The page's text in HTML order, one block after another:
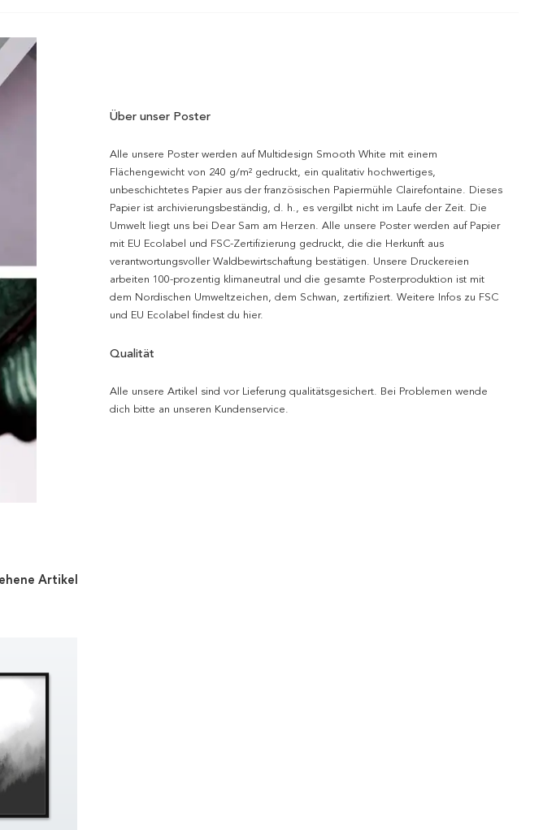
Über unser Poster
Alle unsere Poster werden auf Multidesign Smooth White mit einem
Flächengewicht von 240 g/m² gedruckt, ein qualitativ hochwertiges,
unbeschichtetes Papier aus der französischen Papiermühle Clairefontaine. Dieses
Papier ist archivierungsbeständig, d. h., es vergilbt nicht im Laufe der Zeit. Die
Umwelt liegt uns bei Dear Sam am Herzen. Alle unsere Poster werden auf Papier
mit EU Ecolabel und FSC-Zertifizierung gedruckt, die die Herkunft aus
verantwortungsvoller Waldbewirtschaftung bestätigen. Unsere Druckereien
arbeiten 100-prozentig klimaneutral und die gesamte Posterproduktion ist mit
dem Nordischen Umweltzeichen, dem Schwan, zertifiziert. Weitere Infos zu FSC
und EU Ecolabel findest du hier.
Qualität
Alle unsere Artikel sind vor Lieferung qualitätsgesichert. Bei Problemen wende
dich bitte an unseren Kundenservice.
Artikel